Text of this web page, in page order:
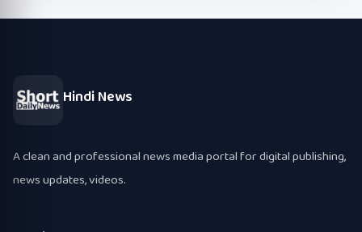
Hindi News
A clean and professional news media portal for digital publishing,
news updates, videos.